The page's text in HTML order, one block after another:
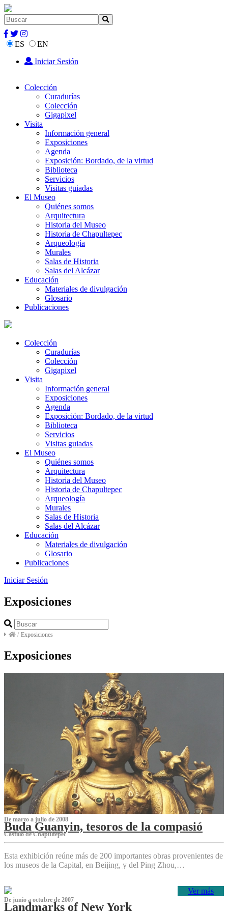
ES
EN
Iniciar Sesión
Colección
Curadurías
Colección
Gigapixel
Visita
Información general
Exposiciones
Agenda
Exposición: Bordado, de la virtud
Biblioteca
Servicios
Visitas guiadas
El Museo
Quiénes somos
Arquitectura
Historia del Museo
Historia de Chapultepec
Arqueología
Murales
Salas de Historia
Salas del Alcázar
Educación
Materiales de divulgación
Glosario
Publicaciones
Colección
Curadurías
Colección
Gigapixel
Visita
Información general
Exposiciones
Agenda
Exposición: Bordado, de la virtud
Biblioteca
Servicios
Visitas guiadas
El Museo
Quiénes somos
Arquitectura
Historia del Museo
Historia de Chapultepec
Arqueología
Murales
Salas de Historia
Salas del Alcázar
Educación
Materiales de divulgación
Glosario
Publicaciones
Iniciar Sesión
Exposiciones
/ Exposiciones
Exposiciones
De marzo a julio de 2008
Buda Guanyin, tesoros de la compasió
Castillo de Chapultepec
Esta exhibición reúne más de 200 importantes obras provenientes de
los museos de la Capital, en Beijing, y del Ping Zhou,…
Ver más
De junio a octubre de 2007
Landmarks of New York